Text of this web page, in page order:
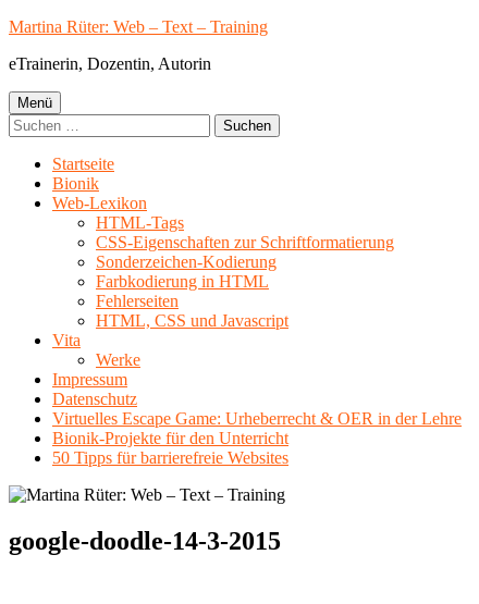
Springe
Inhalt
Martina Rüter: Web – Text – Training
eTrainerin, Dozentin, Autorin
Primäres
Menü
Menü
Suchen
nach:
Startseite
Bionik
Web-Lexikon
HTML-Tags
CSS-Eigenschaften zur Schriftformatierung
Sonderzeichen-Kodierung
Farbkodierung in HTML
Fehlerseiten
HTML, CSS und Javascript
Vita
Werke
Impressum
Datenschutz
Virtuelles Escape Game: Urheberrecht & OER in der Lehre
Bionik-Projekte für den Unterricht
50 Tipps für barrierefreie Websites
google-doodle-14-3-2015